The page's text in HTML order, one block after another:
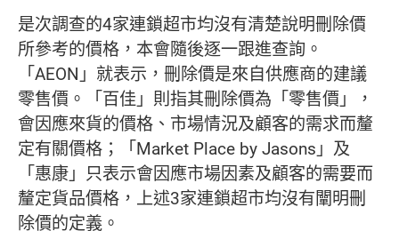
是次調查的4家連鎖超市均沒有清楚說明刪除價
所參考的價格，本會隨後逐一跟進查詢。
「AEON」就表示，刪除價是來自供應商的建議
零售價。「百佳」則指其刪除價為「零售價」，
會因應來貨的價格、市場情況及顧客的需求而釐
定有關價格；「Market Place by Jasons」及
「惠康」只表示會因應市場因素及顧客的需要而
釐定貨品價格，上述3家連鎖超市均沒有闡明刪
除價的定義。